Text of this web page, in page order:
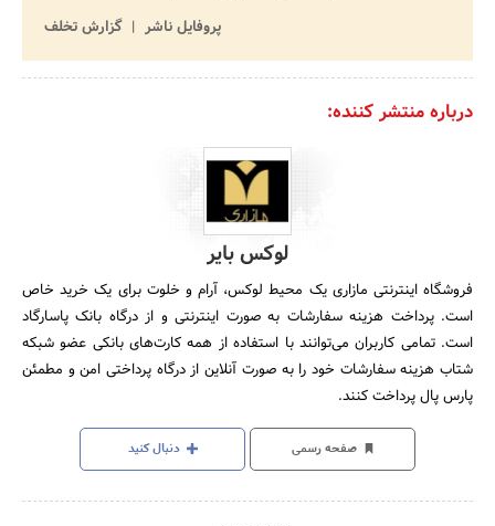
پروفایل ناشر
گزارش تخلف
درباره منتشر کننده:
لوکس بایر
فروشگاه اینترنتی مازاری یک محیط لوکس، آرام و خلوت برای یک خرید خاص
است. پرداخت هزینه سفارشات به صورت اینترنتی و از درگاه بانک پاسارگاد
است. تمامی کاربران می‌توانند با استفاده از همه کارت‏‌های بانکی عضو شبکه
شتاب هزینه سفارشات خود را به صورت آنلاین از درگاه پرداختی امن و مطمئن
پارس پال پرداخت کنند.
صفحه رسمی دنبال کنید